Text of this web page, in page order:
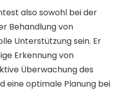
also sowohl bei der
Behandlung von
Unterstützung sein. Er
Erkennung von
Überwachung des
eine optimale Planung bei